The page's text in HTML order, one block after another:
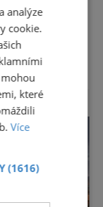
cílům
cínový důl
města
ve
je
mohou učinit
namáhavé
analýze
cookie.
které
Více
(1616)